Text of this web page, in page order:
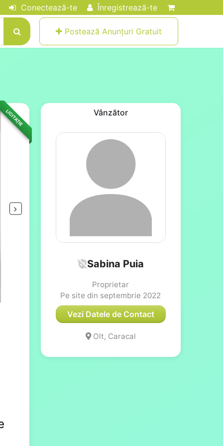
Conectează-te Înregistrează-te
Postează Anunțuri Gratuit
LICITAȚIE Vânzător
Sabina Puia
Proprietar
Pe site din septembrie 2022
Vezi Datele de Contact
Olt, Caracal